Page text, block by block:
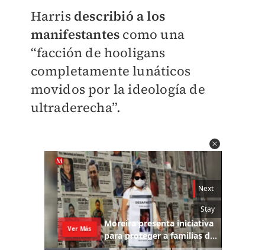
Harris describió a los
manifestantes como una
“facción de hooligans
completamente lunáticos
movidos por la ideología de
ultraderecha”.